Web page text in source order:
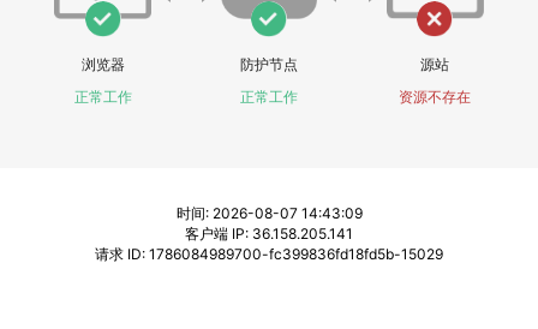
浏览器
正常工作
防护节点
正常工作
源站
资源不存在
时间: 2026-08-07 14:43:09
客户端 IP: 36.158.205.141
请求 ID: 1786084989700-fc399836fd18fd5b-15029